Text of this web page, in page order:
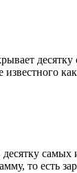
известного
самых
то есть